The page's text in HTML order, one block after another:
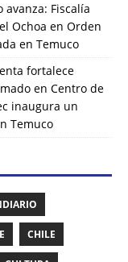
avanza: Fiscalía
Ochoa en Orden
en Temuco
fortalece
en Centro de
inaugura un
Temuco
CHILE